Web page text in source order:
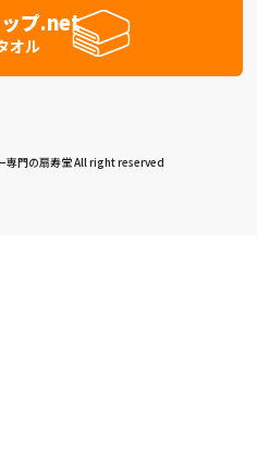
プ.net
オル
門の扇寿堂 All right reserved